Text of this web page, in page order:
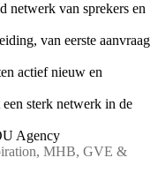
netwerk van sprekers en
van eerste aanvraag
actief nieuw en
een sterk netwerk in de
Agency
MHB, GVE &